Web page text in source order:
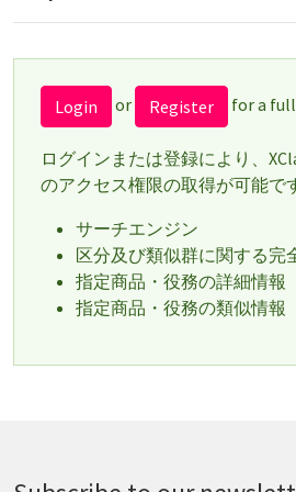
Login or Register for a full
ログインまたは登録により、
のアクセス権限の取得が可能で
サーチエンジン
区分及び類似群に関する完
指定商品・役務の詳細情報
指定商品・役務の類似情報